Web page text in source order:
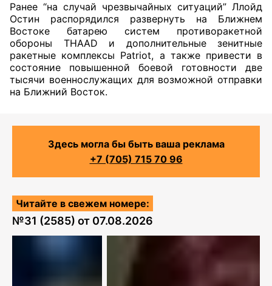
Ранее “на случай чрезвычайных ситуаций” Ллойд
Остин распорядился развернуть на Ближнем
Востоке батарею систем противоракетной
обороны THAAD и дополнительные зенитные
ракетные комплексы Patriot, а также привести в
состояние повышенной боевой готовности две
тысячи военнослужащих для возможной отправки
на Ближний Восток.
Здесь могла бы быть ваша реклама
+7 (705) 715 70 96
Читайте в свежем номере:
№31 (2585) от 07.08.2026